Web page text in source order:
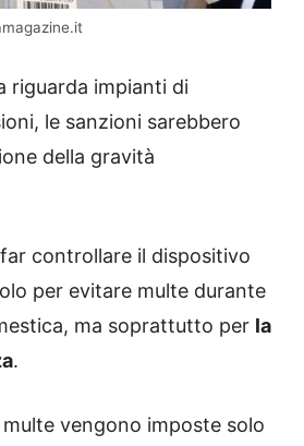
riguarda impianti di
le sanzioni sarebbero
della gravità
controllare il dispositivo
per evitare multe durante
ma soprattutto per la
.
vengono imposte solo